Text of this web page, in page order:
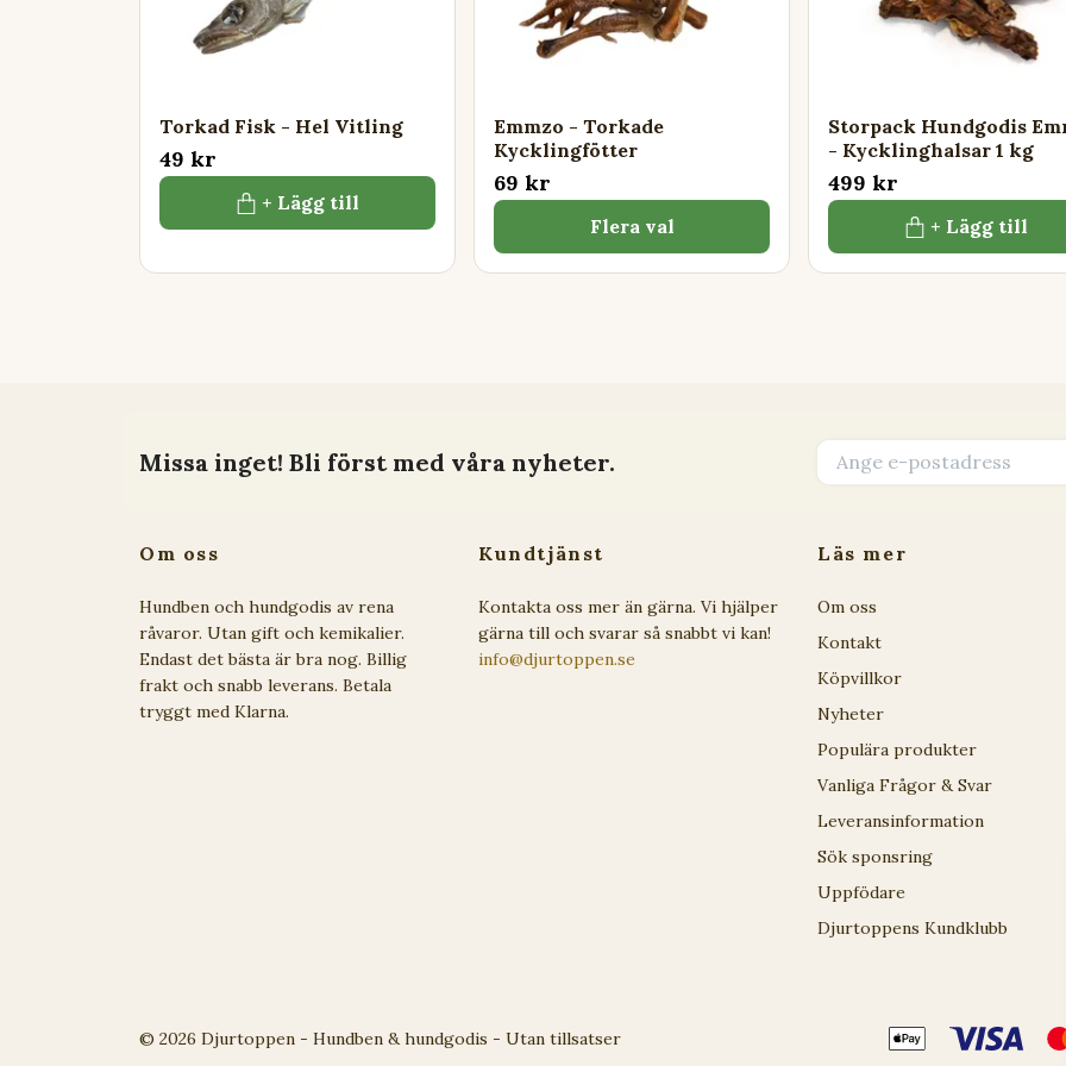
Torkad Fisk - Hel Vitling
49 kr
+ Lägg till
Emmzo - Torkade
Kycklingfötter
69 kr
Flera val
Storpack Hundgodis
- Kycklinghalsar 1 kg
499 kr
+ Lägg till
Missa inget! Bli först med våra nyheter.
Om oss
Hundben och hundgodis av rena
råvaror. Utan gift och kemikalier.
Endast det bästa är bra nog. Billig
frakt och snabb leverans. Betala
tryggt med Klarna.
Kundtjänst
Kontakta oss mer än gärna. Vi hjälper
gärna till och svarar så snabbt vi kan!
info@djurtoppen.se
Läs mer
Om oss
Kontakt
Köpvillkor
Nyheter
Populära produkter
Vanliga Frågor & Svar
Leveransinformation
Sök sponsring
Uppfödare
Djurtoppens Kundklubb
© 2026 Djurtoppen - Hundben & hundgodis - Utan tillsatser